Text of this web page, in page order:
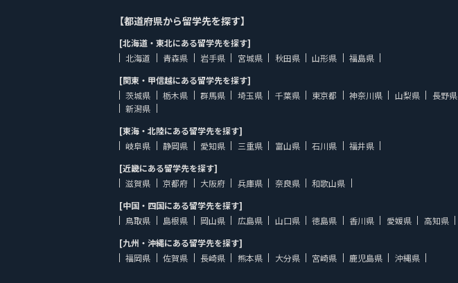
【都道府県から留学先を探す】
[北海道・東北にある留学先を探す]
北海道
青森県 岩手県 宮城県 秋田県 山形県
福島県
[関東・甲信越にある留学先を探す]
茨城県
栃木県 群馬県 埼玉県 千葉県 東京都 神奈川県 山梨県
長野県
新潟県
[東海・北陸にある留学先を探す]
岐阜県
静岡県 愛知県 三重県 富山県 石川県
福井県
[近畿にある留学先を探す]
滋賀県
京都府 大阪府 兵庫県 奈良県
和歌山県
[中国・四国にある留学先を探す]
鳥取県
島根県 岡山県 広島県 山口県 徳島県 香川県 愛媛県
高知県
[九州・沖縄にある留学先を探す]
福岡県
佐賀県 長崎県 熊本県 大分県 宮崎県 鹿児島県 沖縄県